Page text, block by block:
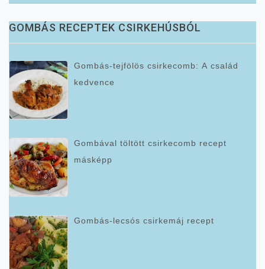
GOMBÁS RECEPTEK CSIRKEHÚSBÓL
Gombás-tejfölös csirkecomb: A család
kedvence
Gombával töltött csirkecomb recept
másképp
Gombás-lecsós csirkemáj recept